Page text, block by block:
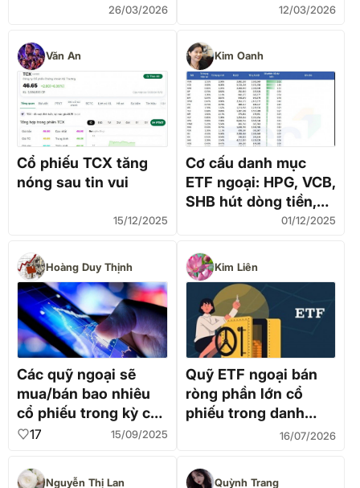
26/03/2026
review danh mục12/03/2026
Văn An
Cổ phiếu TCX tăng
nóng sau tin vui
15/12/2025
Kim Oanh
Cơ cấu danh mục
ETF ngoại: HPG, VCB,
SHB hút dòng tiền,
VIC và VRE bị bán01/12/2025
Hoàng Duy Thịnh
Các quỹ ngoại sẽ
mua/bán bao nhiêu
cổ phiếu trong kỳ cơ
cấu tới?
17 15/09/2025
Kim Liên
Quỹ ETF ngoại bán
ròng phần lớn cổ
phiếu trong danh
16/07/2026
Nguyễn Thị Lan Quỳnh Trang